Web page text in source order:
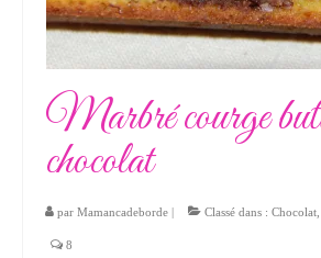
Marbré courge
chocolat
par Mamancadeborde | Classé dans : Chocolat
8